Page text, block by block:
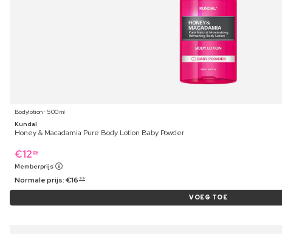
Bodylotion ⋅ 500 ml
Kundal
Honey & Macadamia Pure Body Lotion Baby Powder
€12 69
Memberprijs
Normale prijs:€16 99
VOEG TOE